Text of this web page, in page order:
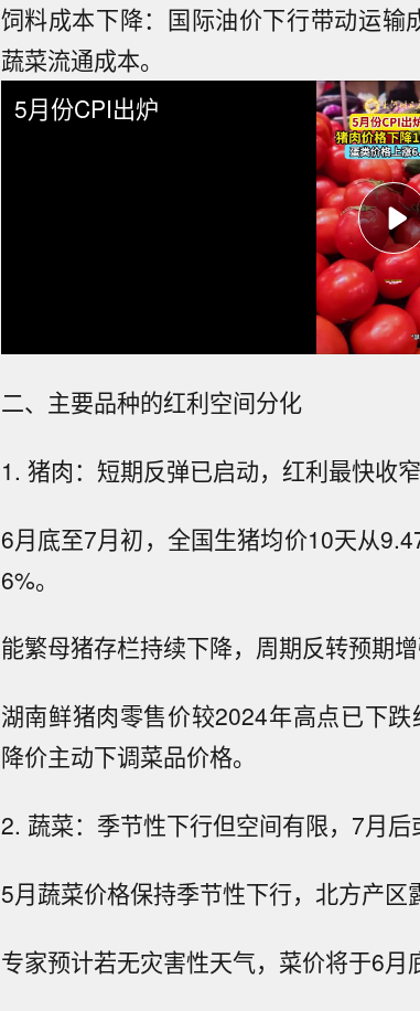
饲料成本下降：国际油价下行带动运
蔬菜流通成本。
5月份CPI出炉
二、主要品种的红利空间分化
1. 猪肉：短期反弹已启动，红利最快收窄
6月底至7月初，全国生猪均价10天从
6%。
能繁母猪存栏持续下降，周期反转预期
湖南鲜猪肉零售价较2024年高点已下
降价主动下调菜品价格。
2. 蔬菜：季节性下行但空间有限，7月后
5月蔬菜价格保持季节性下行，北方产区
专家预计若无灾害性天气，菜价将于6月